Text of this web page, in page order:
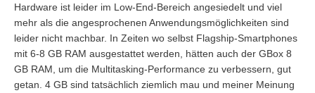
Hardware ist leider im Low-End-Bereich angesiedelt und viel
mehr als die angesprochenen Anwendungsmöglichkeiten sind
leider nicht machbar. In Zeiten wo selbst Flagship-Smartphones
mit 6-8 GB RAM ausgestattet werden, hätten auch der GBox 8
GB RAM, um die Multitasking-Performance zu verbessern, gut
getan. 4 GB sind tatsächlich ziemlich mau und meiner Meinung